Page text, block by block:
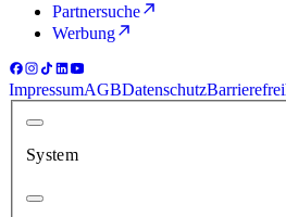
Partnersuche
Werbung
ImpressumAGBDatenschutz
System